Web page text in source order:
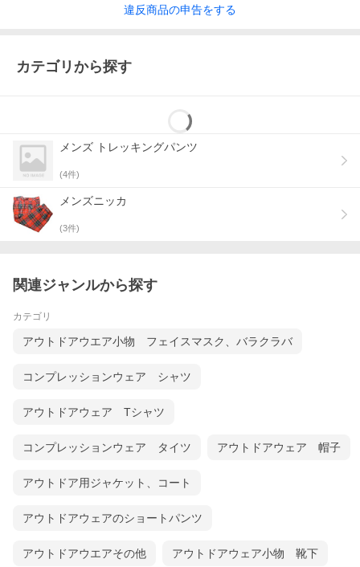
違反商品の申告をする
カテゴリから探す
メンズ トレッキングパンツ
(4件)
メンズニッカ
(3件)
関連ジャンルから探す
カテゴリ
アウトドアウエア小物 フェイスマスク、バラクラバ
コンプレッションウェア シャツ
アウトドアウェア Tシャツ
コンプレッションウェア タイツ アウトドアウェア 帽子
アウトドア用ジャケット、コート
アウトドアウェアのショートパンツ
アウトドアウエアその他 アウトドアウェア小物 靴下